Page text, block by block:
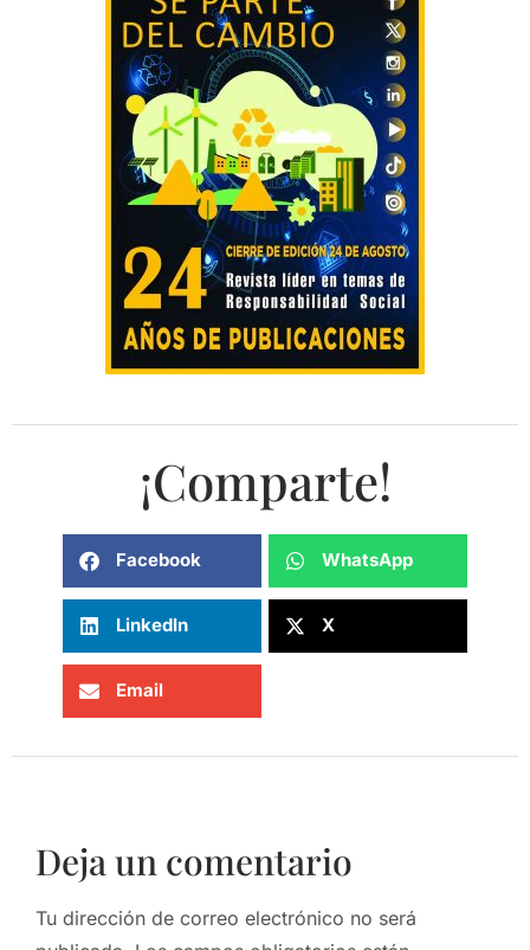
¡Comparte!
Facebook WhatsApp
LinkedIn X
Email
Deja un comentario
Tu dirección de correo electrónico no será